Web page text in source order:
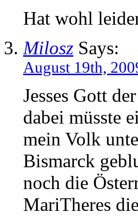
Hat wohl
Milosz Says:
August 19th,
Jesses Gott
dabei müsste
mein Volk
Bismarck
noch die
MariTheres